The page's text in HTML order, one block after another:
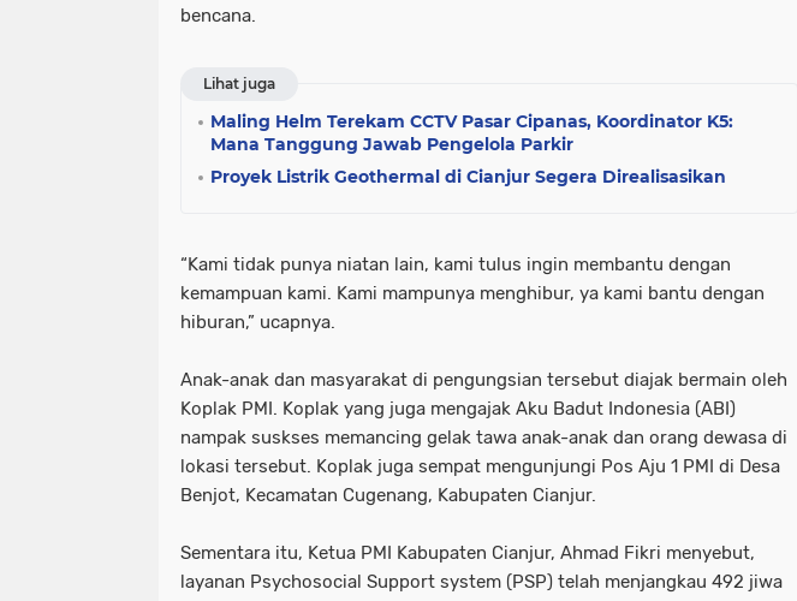
bencana.
Lihat juga
Maling Helm Terekam CCTV Pasar Cipanas, Koordinator K5:
Mana Tanggung Jawab Pengelola Parkir
Proyek Listrik Geothermal di Cianjur Segera Direalisasikan
“Kami tidak punya niatan lain, kami tulus ingin membantu dengan
kemampuan kami. Kami mampunya menghibur, ya kami bantu dengan
hiburan,” ucapnya.
Anak-anak dan masyarakat di pengungsian tersebut diajak bermain oleh
Koplak PMI. Koplak yang juga mengajak Aku Badut Indonesia (ABI)
nampak suskses memancing gelak tawa anak-anak dan orang dewasa di
lokasi tersebut. Koplak juga sempat mengunjungi Pos Aju 1 PMI di Desa
Benjot, Kecamatan Cugenang, Kabupaten Cianjur.
Sementara itu, Ketua PMI Kabupaten Cianjur, Ahmad Fikri menyebut,
layanan Psychosocial Support system (PSP) telah menjangkau 492 jiwa